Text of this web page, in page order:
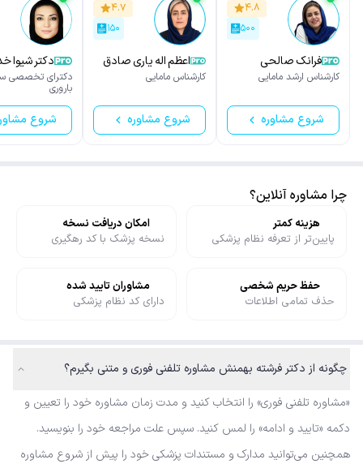
۴.۸
۵۰۰
فرانک صالحی
کارشناس ارشد مامایی
شروع مشاوره
۴.۷
۱۵۰
اعظم اله یاری صادق
آبادی
کارشناس مامایی
شروع مشاوره
دکتر شیوا
دکترای تخصصی
باروری
شروع
چرا مشاوره آنلاین؟
هزینه کمتر
پایین‌تر از تعرفه نظام پزشکی
امکان دریافت نسخه
نسخه پزشک با کد رهگیری
حفظ حریم شخصی
حذف تمامی اطلاعات
مشاوران تایید شده
دارای کد نظام پزشکی
چگونه از دکتر فرشته بهمنش مشاوره تلفنی فوری و متنی بگیرم؟
«مشاوره تلفنی فوری» را انتخاب کنید و مدت زمان مشاوره خود را تعیین و
دکمه «تایید و ادامه» را لمس کنید. سپس علت مراجعه خود را بنویسید.
همچنین می‌توانید مدارک و مستندات پزشکی خود را پیش از شروع مشاوره